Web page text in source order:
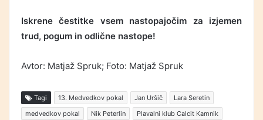
Iskrene čestitke vsem nastopajočim za izjemen
trud, pogum in odlične nastope!
Avtor: Matjaž Spruk; Foto: Matjaž Spruk
Tagi 13. Medvedkov pokal Jan Uršič
Lara Seretin
medvedkov pokal
Nik Peterlin
Plavalni klub Calcit Kamnik